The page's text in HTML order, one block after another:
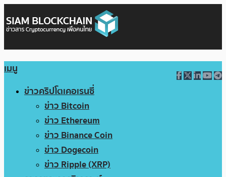
เมนู
ข่าวคริปโตเคอเรนซี่
ข่าว Bitcoin
ข่าว Ethereum
ข่าว Binance Coin
ข่าว Dogecoin
ข่าว Ripple (XRP)